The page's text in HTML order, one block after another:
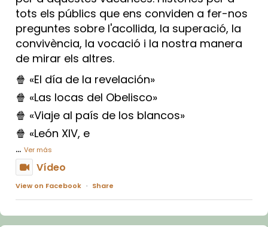
tots els públics que ens conviden a fer-nos
preguntes sobre l'acollida, la superació, la
convivència, la vocació i la nostra manera
de mirar els altres.
🍿 «El día de la revelación»
🍿 «Las locas del Obelisco»
🍿 «Viaje al país de los blancos»
🍿 «León XIV, e
... Ver más
Vídeo
View on Facebook · Share
Arquebisbat de Barcelona